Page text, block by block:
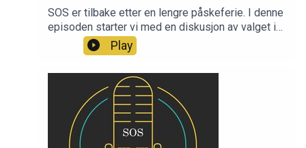
SOS er tilbake etter en lengre påskeferie. I denne
episoden starter vi med en diskusjon av valget i
Ungarn, hva det betyr for EU og demokratiet og
ender opp i en større diskusjon om elitenes
ansvar for demokratiets helse
Play